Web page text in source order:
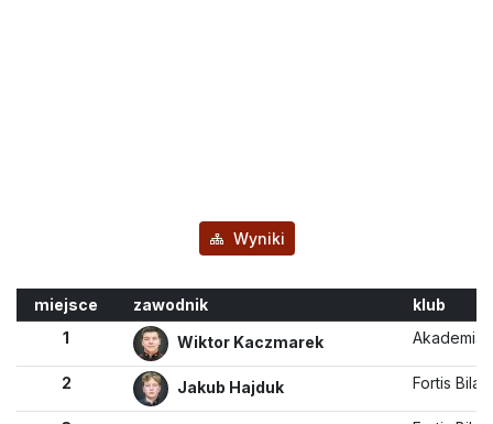
Wyniki
miejsce zawodnik
klub
1
Wiktor Kaczmarek Akademia
2 Jakub Hajduk Fortis